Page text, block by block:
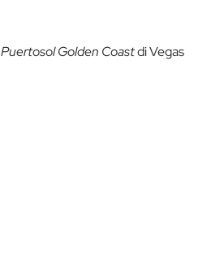
Puertosol Golden Coastdi Vegas